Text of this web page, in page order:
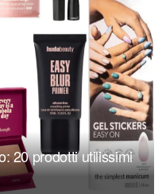
20 prodotti utilissimi